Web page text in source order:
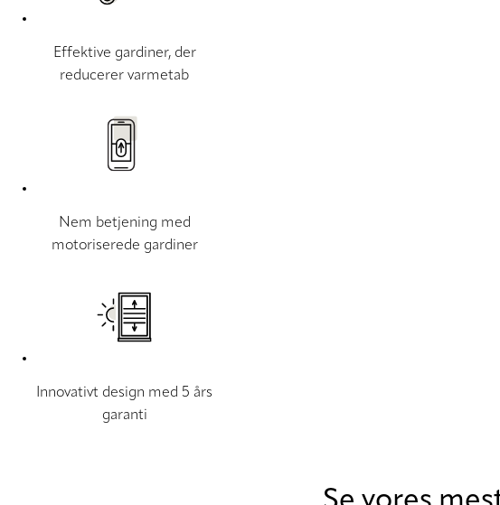
Effektive gardiner, der
reducerer varmetab
Nem betjening med
motoriserede gardiner
Innovativt design med 5 års
garanti